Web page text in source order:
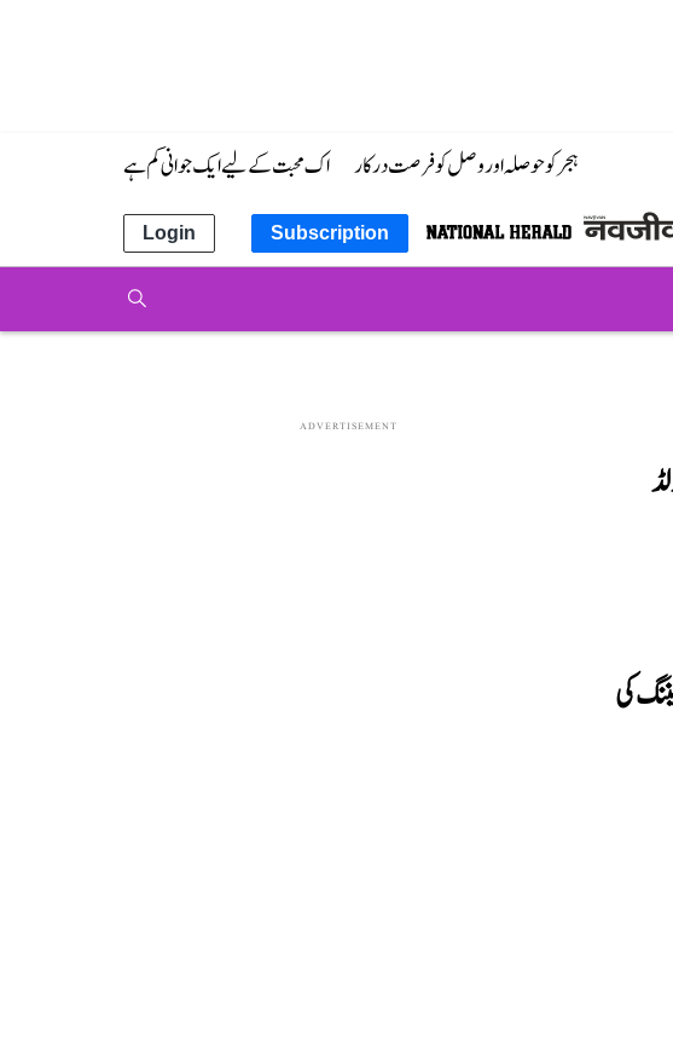
ہجر کو حوصلہ اور وصل کو فرصت درکار اک محبت کے لیے ایک جوانی کم ہے
Subscription
Login
کی ورلڈ
اسکریننگ کی
ADVERTISEMENT